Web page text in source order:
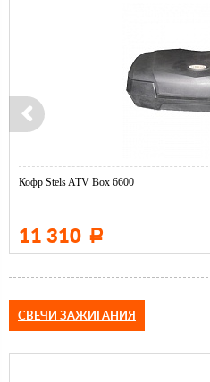
Кофр Stels ATV Box 6600
11 310 Р
СВЕЧИ ЗАЖИГАНИЯ